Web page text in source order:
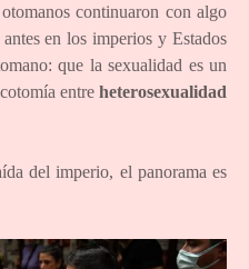
continuaron con algo
en los imperios y Estados
que la sexualidad es un
entre heterosexualidad
del imperio, el panorama es